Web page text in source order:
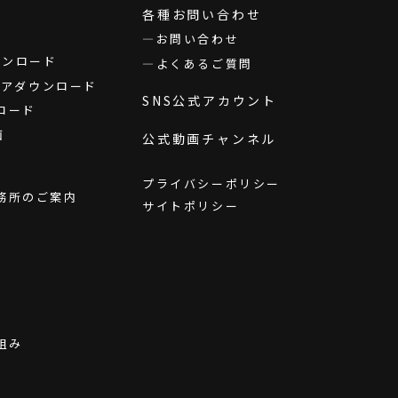
ロード
ダウンロード
ード
所のご案内
み
各種お問い合わせ
お問い合わせ
よくあるご質問
SNS公式アカウント
公式動画チャンネル
プライバシーポリシー
サイトポリシー